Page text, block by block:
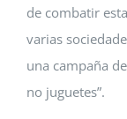
de combatir
varias
una campaña
no juguetes”.